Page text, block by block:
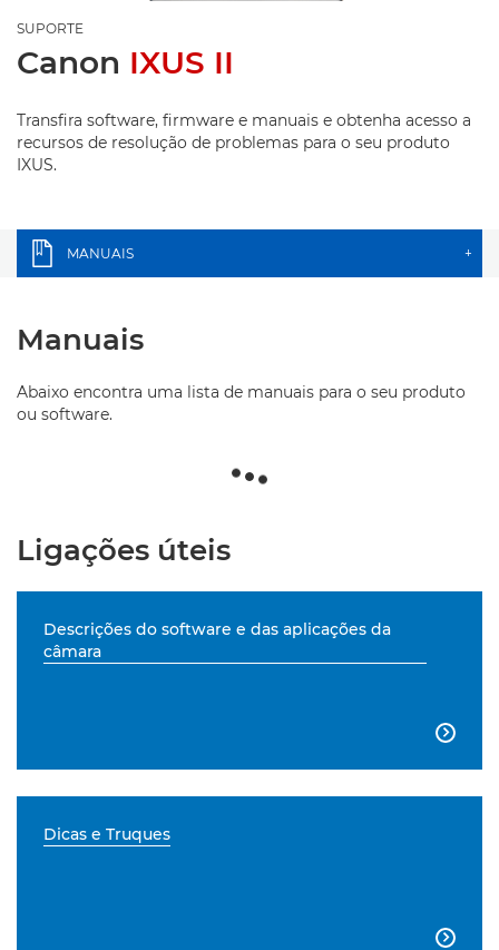
SUPORTE
Canon IXUS II
Transfira software, firmware e manuais e obtenha acesso a
recursos de resolução de problemas para o seu produto
IXUS.
MANUAIS +
Manuais
Abaixo encontra uma lista de manuais para o seu produto
ou software.
Ligações úteis
Descrições do software e das aplicações da
câmara

Dicas e Truques
